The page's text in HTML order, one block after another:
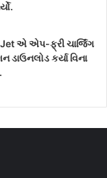
એ એપ-ફ્રી ચાર્જિંગ
ડાઉનલોડ કર્યા વિના